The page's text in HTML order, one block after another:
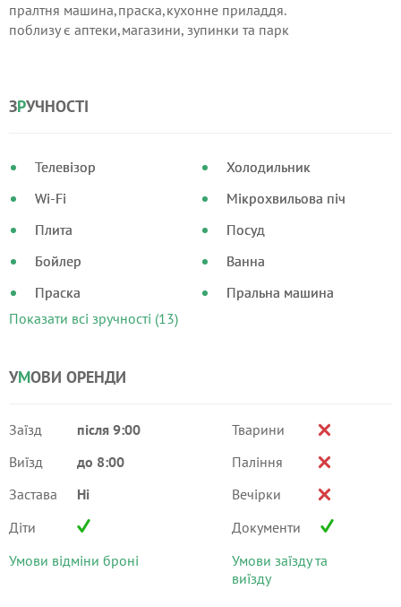
пралтня машина,праска,кухонне приладдя.
поблизу є аптеки,магазини, зупинки та парк
ЗРУЧНОСТІ
Телевізор
Wi-Fi
Плита
Бойлер
Праска
Холодильник
Мікрохвильова піч
Посуд
Ванна
Пральна машина
Показати всі зручності (13)
УМОВИ ОРЕНДИ
Заїзд
після 9:00
Виїзд
до 8:00
Застава
Ні
Діти
Умови відміни броні
Тварини
Паління
Вечірки
Документи
Умови заїзду та
виїзду